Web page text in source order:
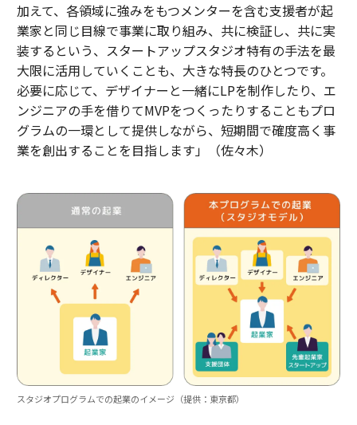
加えて、各領域に強みをもつメンターを含む支援者が起
業家と同じ目線で事業に取り組み、共に検証し、共に実
装するという、スタートアップスタジオ特有の手法を最
大限に活用していくことも、大きな特長のひとつです。
必要に応じて、デザイナーと一緒にLPを制作したり、エ
ンジニアの手を借りてMVPをつくったりすることもプロ
グラムの一環として提供しながら、短期間で確度高く事
業を創出することを目指します」（佐々木）
スタジオプログラムでの起業のイメージ（提供：東京都）